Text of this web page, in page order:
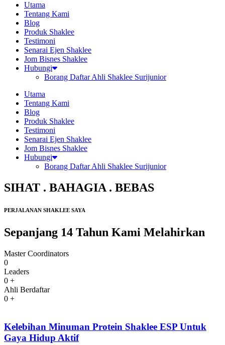
Utama
Tentang Kami
Blog
Produk Shaklee
Testimoni
Senarai Ejen Shaklee
Jom Bisnes Shaklee
Hubungi
Borang Daftar Ahli Shaklee Surijunior
Utama
Tentang Kami
Blog
Produk Shaklee
Testimoni
Senarai Ejen Shaklee
Jom Bisnes Shaklee
Hubungi
Borang Daftar Ahli Shaklee Surijunior
SIHAT . BAHAGIA . BEBAS
PERJALANAN SHAKLEE SAYA
Sepanjang 14 Tahun Kami Melahirkan
Master Coordinators
0
Leaders
0 +
Ahli Berdaftar
0 +
Kelebihan Minuman Protein Shaklee ESP Untuk
Gaya Hidup Aktif